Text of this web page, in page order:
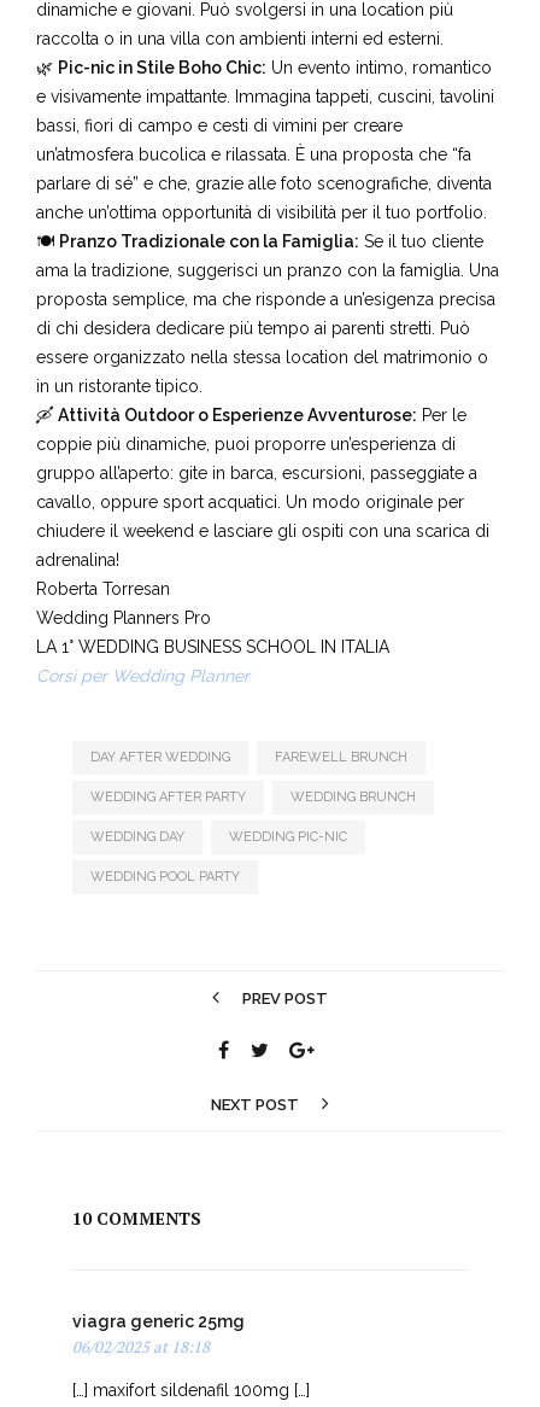
Con un DJ set, drink e snack, è perfetta per le coppie più
dinamiche e giovani. Può svolgersi in una location più
raccolta o in una villa con ambienti interni ed esterni.
🌿Pic-nic in Stile Boho Chic:Un evento intimo, romantico
e visivamente impattante. Immagina tappeti, cuscini, tavolini
bassi, fiori di campo e cesti di vimini per creare
un’atmosfera bucolica e rilassata. È una proposta che “fa
parlare di sé” e che, grazie alle foto scenografiche, diventa
anche un’ottima opportunità di visibilità per il tuo portfolio.
🍽️Pranzo Tradizionale con la Famiglia:Se il tuo cliente
ama la tradizione, suggerisci unpranzo con la famiglia. Una
proposta semplice, ma che risponde a un’esigenza precisa
di chi desidera dedicare più tempo ai parenti stretti. Può
essere organizzato nella stessa location del matrimonio o
in un ristorante tipico.
🛶Attività Outdoor o Esperienze Avventurose:Per le
coppie più dinamiche, puoi proporre un’esperienza di
gruppo all’aperto: gite in barca, escursioni, passeggiate a
cavallo, oppure sport acquatici. Un modo originale per
chiudere il weekend e lasciare gli ospiti con una scarica di
adrenalina!
Roberta Torresan
Wedding Planners Pro
LA 1° WEDDING BUSINESS SCHOOL IN ITALIA
viagra generic 25mg